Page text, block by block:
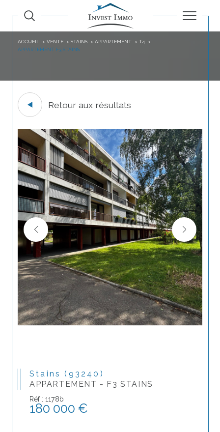
ACCUEIL VENTE STAINS APPARTEMENT
T4
APPARTEMENT F3 STAINS
Retour aux résultats
Stains (93240)
APPARTEMENT - F3 STAINS
Réf : 1178b
180 000 €